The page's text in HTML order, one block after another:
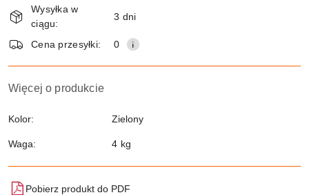
i
dostawa
Wysyłka w
ciągu:
3 dni
Cena przesyłki: 0
Więcej o produkcie
Kolor: Zielony
Waga: 4 kg
Pobierz produkt do PDF